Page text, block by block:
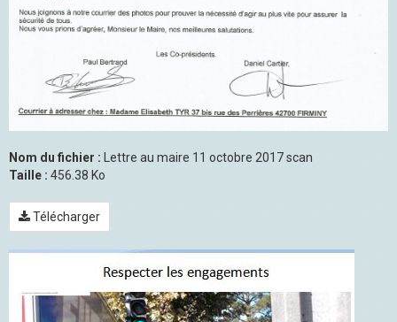
Nom du fichier : Lettre au maire 11 octobre 2017 scan
Taille : 456.38 Ko
Télécharger